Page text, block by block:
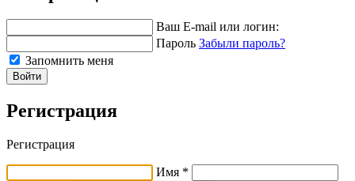
Ваш E-mail или логин:
Пароль Забыли пароль?
Запомнить меня
Войти
Регистрация
Регистрация
Имя *